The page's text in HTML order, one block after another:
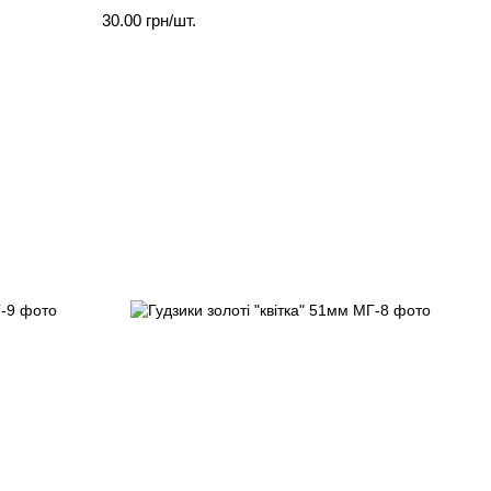
30.00 грн/шт.